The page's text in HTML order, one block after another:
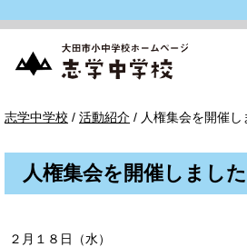
学
学
現
の
置：
志学中学校 / 活動紹介 / 人権集会を開催し
人権集会を開催しました
２月１８日（水）